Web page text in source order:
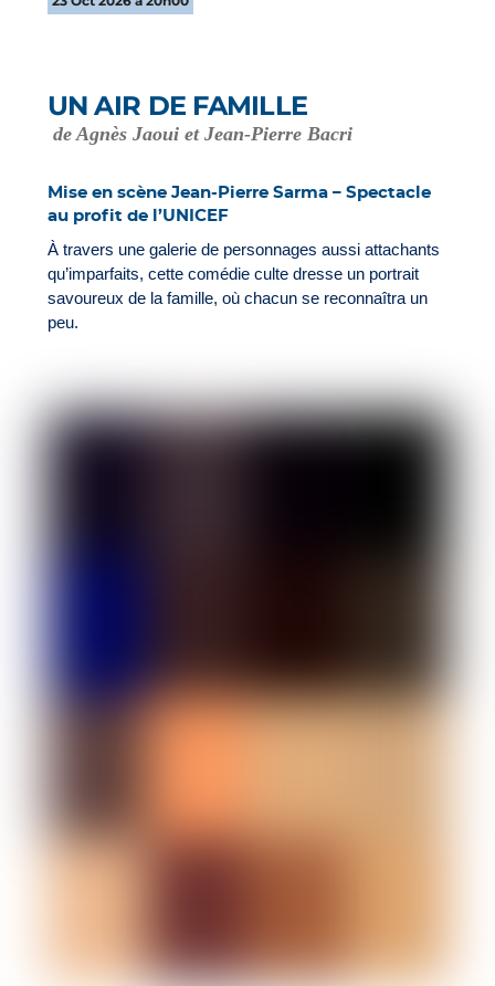
UN AIR DE FAMILLE
de Agnès Jaoui et Jean-Pierre Bacri
Mise en scène Jean-Pierre Sarma – Spectacle
au profit de l’UNICEF
À travers une galerie de personnages aussi attachants
qu’imparfaits, cette comédie culte dresse un portrait
savoureux de la famille, où chacun se reconnaîtra un
peu.